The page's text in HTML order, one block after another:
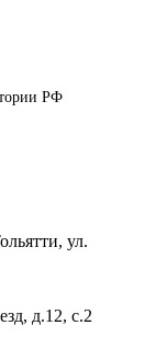
РФ
ул.
д.12, с.2